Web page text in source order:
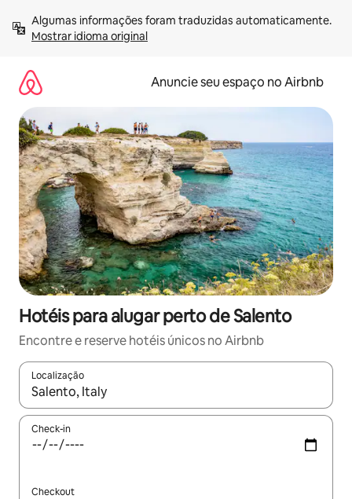
para
Mostrar idioma original
Anuncie seu espaço no Airbnb
Hotéis para alugar perto de Salento
Encontre e reserve hotéis únicos no Airbnb
Localização
Quando os resultados estiverem disponíveis, explore-os
Check-in
Checkout